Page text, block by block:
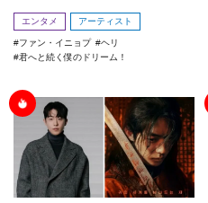
エンタメ アーティスト
ファン・イニョプ
ヘリ
君へと続く僕のドリーム！